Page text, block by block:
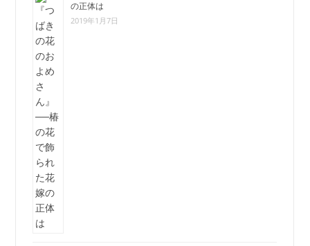
の正体は
2019年1月7日